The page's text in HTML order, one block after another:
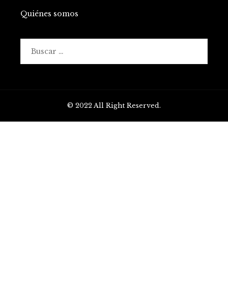
Quiénes somos
© 2022 All Right Reserved.